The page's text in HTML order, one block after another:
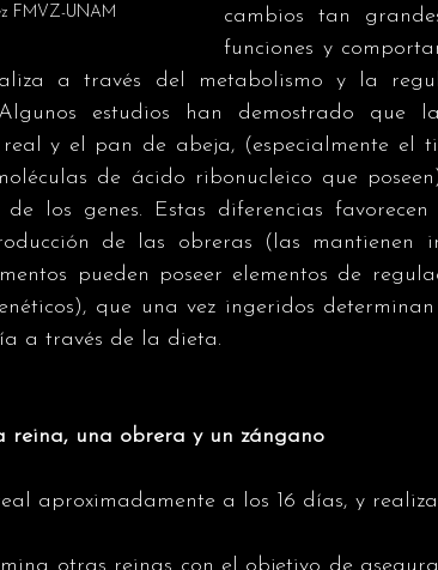
FMVZ-UNAM
cambios tan
funciones y
a través del metabolismo y la
Algunos estudios han demostrado que
y el pan de abeja, (especialmente el
de ácido ribonucleico que
los genes. Estas diferencias
de las obreras (las mantienen
pueden poseer elementos de
que una vez ingeridos
a través de la dieta.
reina, una obrera y un zángano
aproximadamente a los 16 días, y